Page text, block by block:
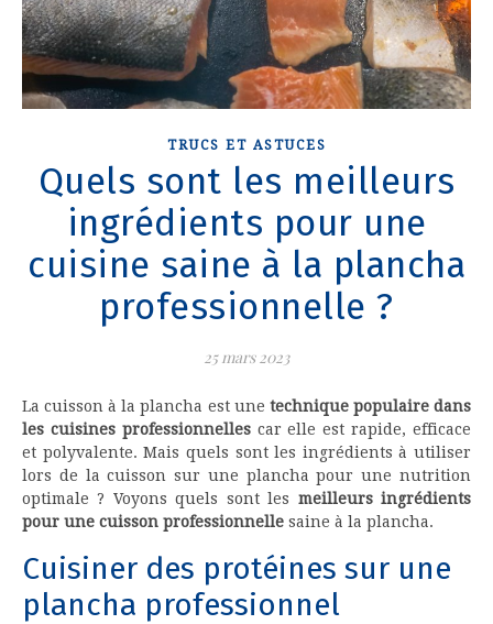
TRUCS ET ASTUCES
Quels sont les meilleurs
ingrédients pour une
cuisine saine à la plancha
professionnelle ?
25 mars 2023
La cuisson à la plancha est une technique populaire dans
les cuisines professionnellescar elle est rapide, efficace
et polyvalente. Mais quels sont les ingrédients à utiliser
lors de la cuisson sur une plancha pour une nutrition
optimale ? Voyons quels sont les meilleurs ingrédients
pour une cuisson professionnelle saine à la plancha.
Cuisiner des protéines sur une
plancha professionnel